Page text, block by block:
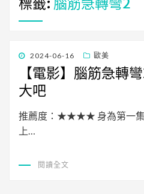
標籤: 腦筋急轉彎2
發
期:
2024-06-16 歐美
【電影】腦筋急轉
大吧
推薦度：★★★★ 身為第一集
上…
閱讀全文